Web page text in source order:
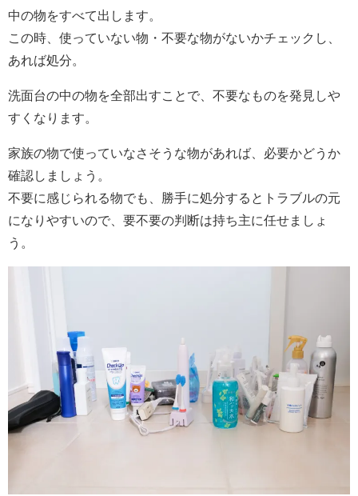
中の物をすべて出します。
この時、使っていない物・不要な物がないかチェックし、
あれば処分。
洗面台の中の物を全部出すことで、不要なものを発見しや
すくなります。
家族の物で使っていなさそうな物があれば、必要かどうか
確認しましょう。
不要に感じられる物でも、勝手に処分するとトラブルの元
になりやすいので、要不要の判断は持ち主に任せましょ
う。